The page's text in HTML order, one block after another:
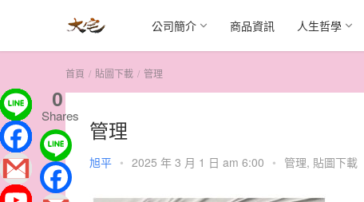
公司簡介 商品資訊 人生哲學
首頁 貼圖下載 管理
管理
旭平 • 2025 年 3 月 1 日 am 6:00 • 管理, 貼圖下載
0
Shares